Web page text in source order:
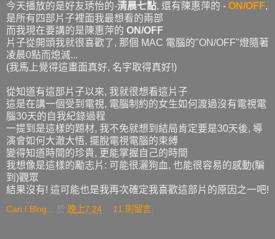
今天播放的是好友琇怡的-清晨七點, 還有陳惠萍的 - ON/OFF,
是所有四部片子裡面我最想看的兩部
而我現在要講的是陳惠萍的 ON/OFF
片子從開頭我就很喜歡了, 那個 MAC 電腦的"ON/OFF"燈隨著
凌晨0點而熄滅...
(我馬上覺得這畫面真好, 名字取得真好!)
從知道有這部片子以來, 我就很想看這片子
這是在講一個受到電視, 電腦制約的女生如何渡過沒有電視電
腦30天的自我紀錄過程
一提到是這樣的題材, 我不免就想到結局肯定要是30天後, 導
演會如何大澈大悟, 擺脫電視電腦的束縛
變得知道時間的珍貴, 更能掌握自己的時間
我想像是這樣的勵志片: 可能很灑狗血, 也能很容易的感動(騙
到)觀眾
結果沒有! 這可能也是我再次確定我喜歡這部片的原因之一吧!
Can I Blog... 於 晚上7:24 11 則留言: